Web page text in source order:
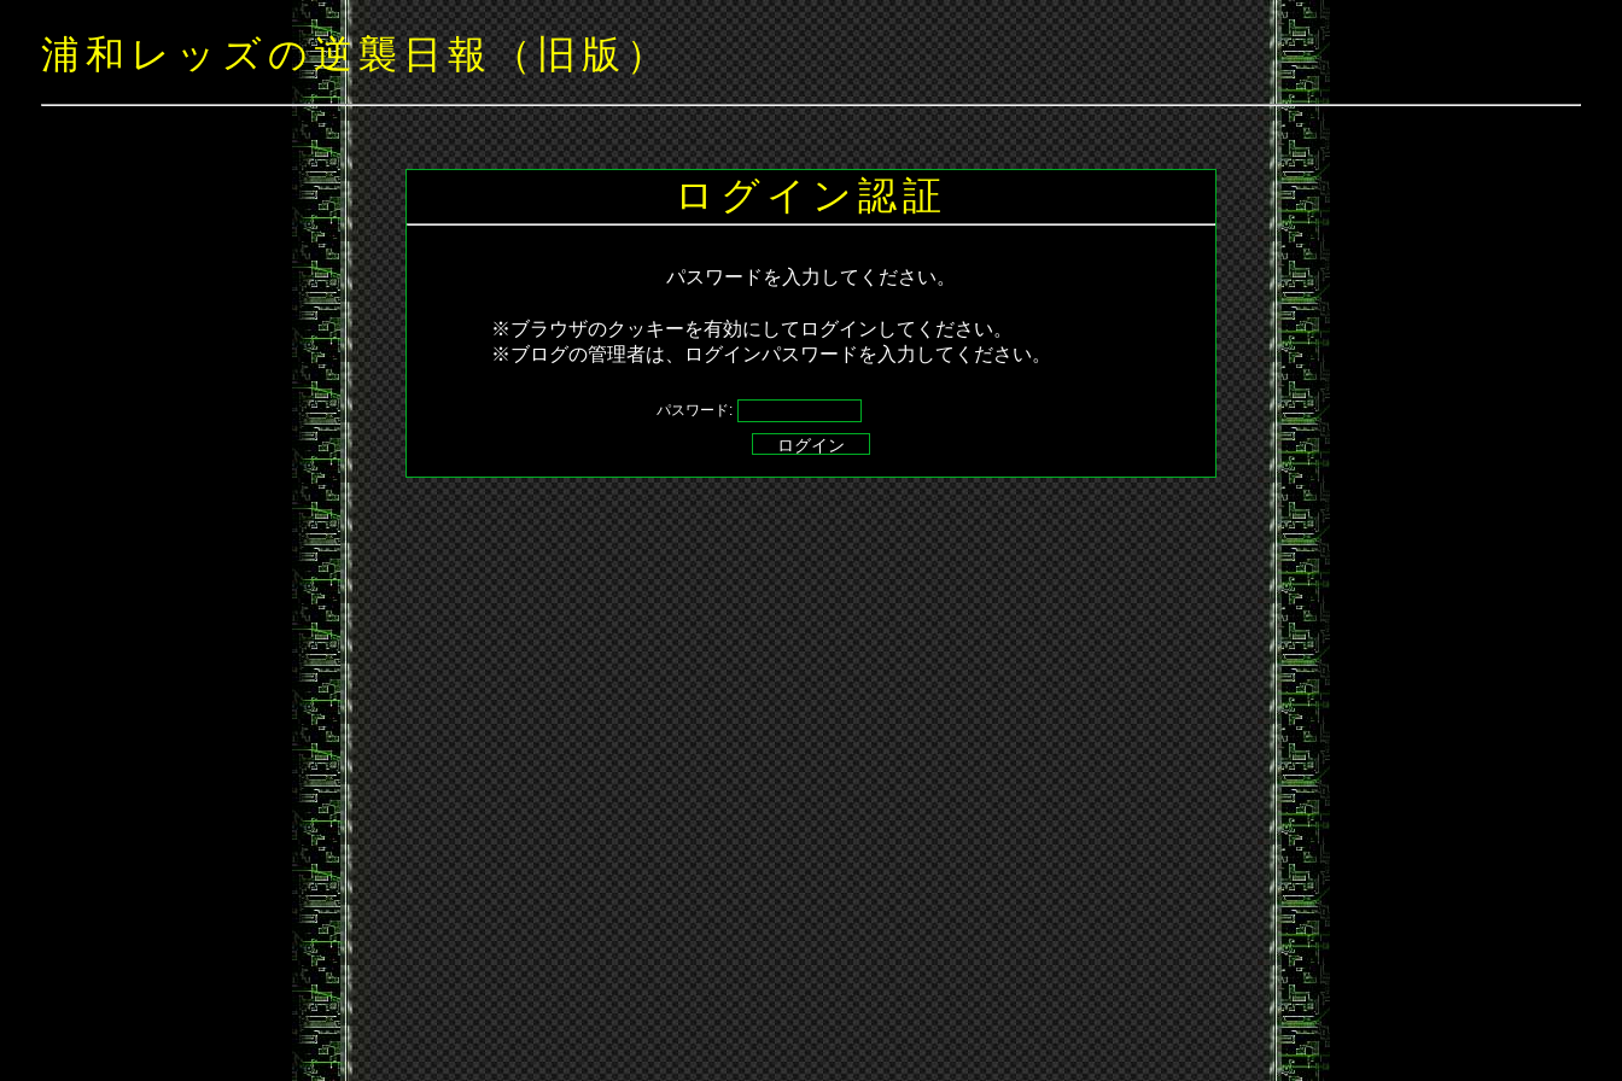
浦和レッズの逆襲日報（旧版）
ログイン認証
パスワードを入力してください。
※ブラウザのクッキーを有効にしてログインしてください。
※ブログの管理者は、ログインパスワードを入力してください。
パスワード: